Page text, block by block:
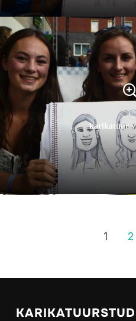
karikatuur
1 2